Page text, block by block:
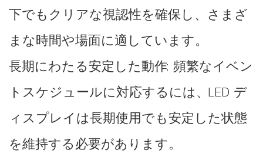
下でもクリアな視認性を確保し、さまざ
まな時間や場面に適しています。
長期にわたる安定した動作: 頻繁なイベン
トスケジュールに対応するには、LED デ
ィスプレイは長期使用でも安定した状態
を維持する必要があります。